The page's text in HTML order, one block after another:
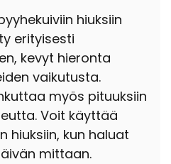
hiuksiin
erityisesti
kevyt hieronta
vaikutusta.
myös pituuksiin
Voit käyttää
hiuksiin, kun haluat
mittaan.